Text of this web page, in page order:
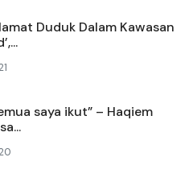
Duduk Dalam Kawasan
saya ikut” – Haqiem